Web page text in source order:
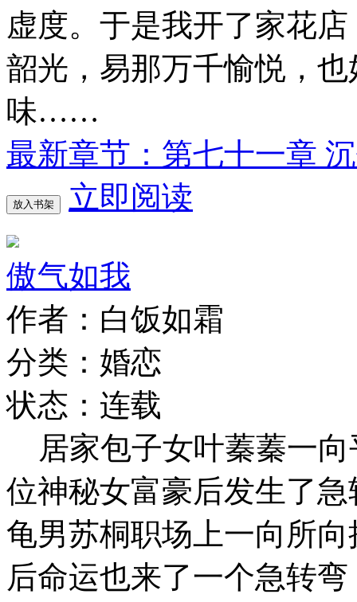
虚度。于是我开了家花
韶光，易那万千愉悦，
味……
最新章节：第七十一章
放入书架 立即阅读
傲气如我
作者：白饭如霜
分类：婚恋
状态：连载
居家包子女叶蓁蓁一向
位神秘女富豪后发生了
龟男苏桐职场上一向所
后命运也来了一个急转